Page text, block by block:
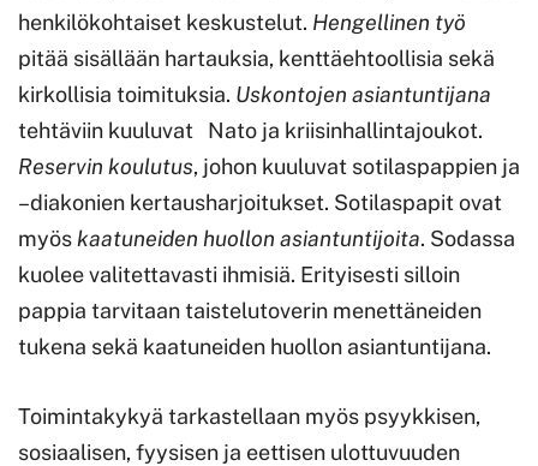
henkilökohtaiset keskustelut. Hengellinen työ
pitää sisällään hartauksia, kenttäehtoollisia sekä
kirkollisia toimituksia. Uskontojen asiantuntijana
tehtäviin kuuluvat Nato ja kriisinhallintajoukot.
Reservin koulutus, johon kuuluvat sotilaspappien ja
–diakonien kertausharjoitukset. Sotilaspapit ovat
myös kaatuneiden huollon asiantuntijoita. Sodassa
kuolee valitettavasti ihmisiä. Erityisesti silloin
pappia tarvitaan taistelutoverin menettäneiden
tukena sekä kaatuneiden huollon asiantuntijana.
Toimintakykyä tarkastellaan myös psyykkisen,
sosiaalisen, fyysisen ja eettisen ulottuvuuden